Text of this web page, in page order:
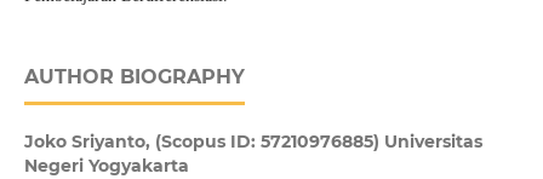
AUTHOR BIOGRAPHY
Joko Sriyanto, (Scopus ID: 57210976885) Universitas
Negeri Yogyakarta